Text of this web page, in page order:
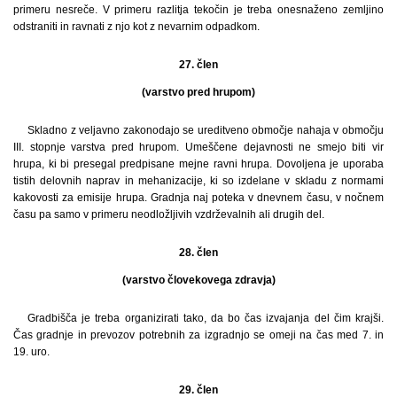
primeru nesreče. V primeru razlitja tekočin je treba onesnaženo zemljino
odstraniti in ravnati z njo kot z nevarnim odpadkom.
27. člen
(varstvo pred hrupom)
Skladno z veljavno zakonodajo se ureditveno območje nahaja v območju
III. stopnje varstva pred hrupom. Umeščene dejavnosti ne smejo biti vir
hrupa, ki bi presegal predpisane mejne ravni hrupa. Dovoljena je uporaba
tistih delovnih naprav in mehanizacije, ki so izdelane v skladu z normami
kakovosti za emisije hrupa. Gradnja naj poteka v dnevnem času, v nočnem
času pa samo v primeru neodložljivih vzdrževalnih ali drugih del.
28. člen
(varstvo človekovega zdravja)
Gradbišča je treba organizirati tako, da bo čas izvajanja del čim krajši.
Čas gradnje in prevozov potrebnih za izgradnjo se omeji na čas med 7. in
19. uro.
29. člen